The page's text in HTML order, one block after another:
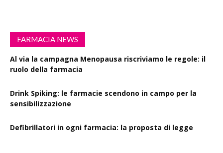
FARMACIA NEWS
Al via la campagna Menopausa riscriviamo le regole: il
ruolo della farmacia
Drink Spiking: le farmacie scendono in campo per la
sensibilizzazione
Defibrillatori in ogni farmacia: la proposta di legge